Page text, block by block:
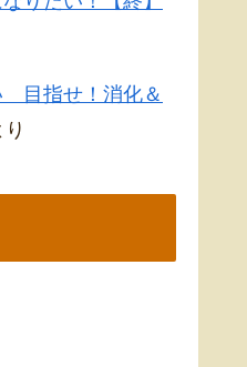
目指せ！消化＆
り